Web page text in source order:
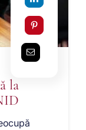
la